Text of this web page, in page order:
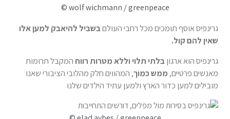
© wolf wichmann / greenpeace
גרינפיס אוסף תומכים מכל רחבי העולםבשביל להיאבק למען אלו
שאין להם קול.
גרינפיס הוא ארגוןבלתי תלוי וללא מטרות רווח המקבל תרומות
מאנשים פרטיים, ממש כמוך, המהווים חלק מהלובי הציבורי שאנו
מובילים למען כדור הארץ ולמען עתיד הילדים שלנו